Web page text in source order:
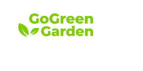
content